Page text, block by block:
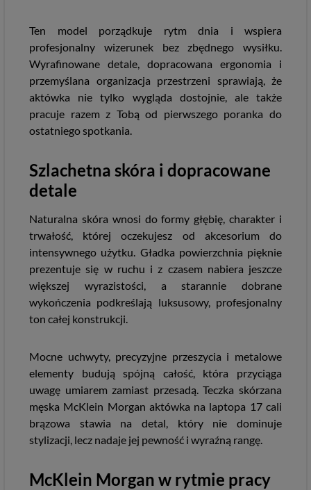
Ten model porządkuje rytm dnia i wspiera
profesjonalny wizerunek bez zbędnego wysiłku.
Wyrafinowane detale, dopracowana ergonomia i
przemyślana organizacja przestrzeni sprawiają, że
aktówka nie tylko wygląda dostojnie, ale także
pracuje razem z Tobą od pierwszego poranka do
ostatniego spotkania.
Szlachetna skóra i dopracowane
detale
Naturalna skóra wnosi do formy głębię, charakter i
trwałość, której oczekujesz od akcesorium do
intensywnego użytku. Gładka powierzchnia pięknie
prezentuje się w ruchu i z czasem nabiera jeszcze
większej wyrazistości, a starannie dobrane
wykończenia podkreślają luksusowy, profesjonalny
ton całej konstrukcji.
Mocne uchwyty, precyzyjne przeszycia i metalowe
elementy budują spójną całość, która przyciąga
uwagę umiarem zamiast przesadą. Teczka skórzana
męska McKlein Morgan aktówka na laptopa 17 cali
brązowa stawia na detal, który nie dominuje
stylizacji, lecz nadaje jej pewność i wyraźną rangę.
McKlein Morgan w rytmie pracy